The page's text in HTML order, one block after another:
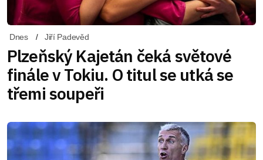
Dnes Jiří Padevěd
Plzeňský Kajetán čeká světové
finále v Tokiu. O titul se utká se
třemi soupeři